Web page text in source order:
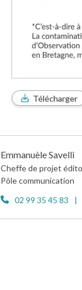
Télécharger
Emmanuèle Savelli
Cheffe de projet
Pôle communication
02 99 35 45 83